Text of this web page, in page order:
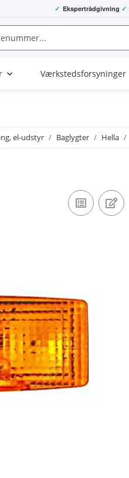
✓ Ekspertrådgivning ✓
Værkstedsforsyninger
el-udstyr Baglygter Hella